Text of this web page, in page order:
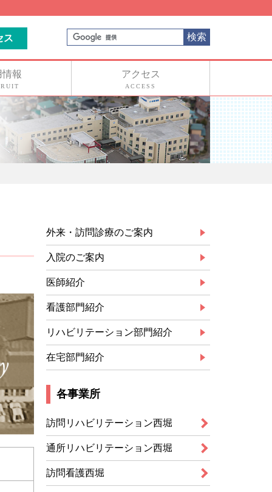
ス 検索
報 アクセス
ACCESS
外来・訪問診療のご案内
入院のご案内
医師紹介
看護部門紹介
リハビリテーション部門紹介
在宅部門紹介
各事業所
訪問リハビリテーション西堀
通所リハビリテーション西堀
訪問看護西堀